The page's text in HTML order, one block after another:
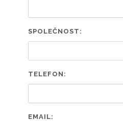
SPOLEČNOST:
TELEFON:
EMAIL: